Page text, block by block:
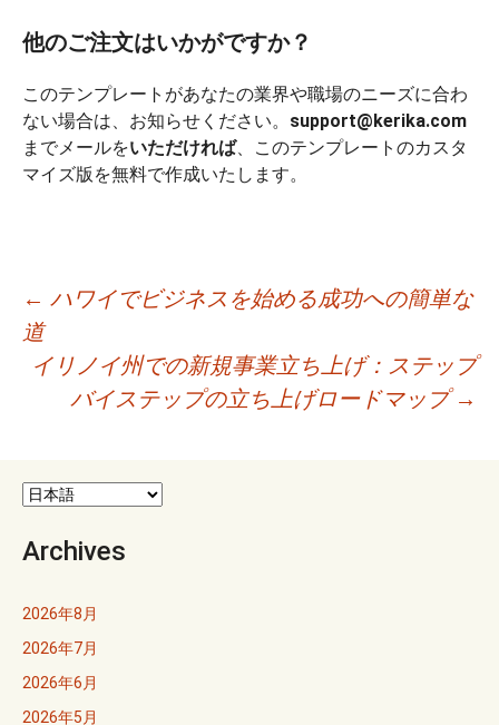
他のご注文はいかがですか？
このテンプレートがあなたの業界や職場のニーズに合わ
ない場合は、お知らせください。 support@kerika.com
までメールをいただければ、このテンプレートのカスタ
マイズ版を無料で作成いたします。
投
稿
ゲ
ー
ョ
ン
← ハワイでビジネスを始める成功への簡単な
道
イリノイ州での新規事業立ち上げ：ステップ
バイステップの立ち上げロードマップ→
Archives
2026年8月
2026年7月
2026年6月
2026年5月